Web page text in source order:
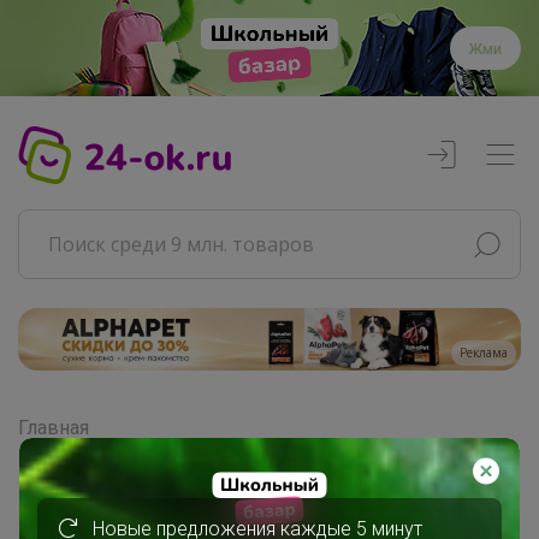
Жми
Реклама
Главная
Совместные покупки
АРХИВ СП
Продукты
Новые предложения каждые 5 минут